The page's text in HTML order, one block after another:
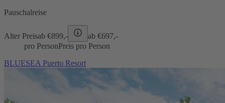
Pauschalreise
Alter Preisab €899,- ab €697,-
pro PersonPreis pro Person
BLUESEA Puerto Resort